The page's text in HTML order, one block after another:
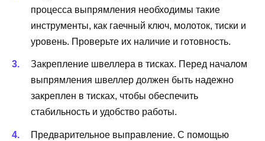
процесса выпрямления необходимы такие
инструменты, как гаечный ключ, молоток, тиски и
уровень. Проверьте их наличие и готовность.
Закрепление швеллера в тисках. Перед началом
выпрямления швеллер должен быть надежно
закреплен в тисках, чтобы обеспечить
стабильность и удобство работы.
Предварительное выправление. С помощью